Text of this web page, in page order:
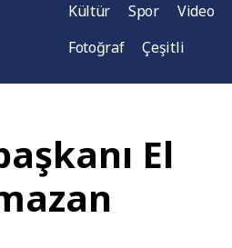
Kültür
Spor
Video
Fotoğraf
Çeşitli
El